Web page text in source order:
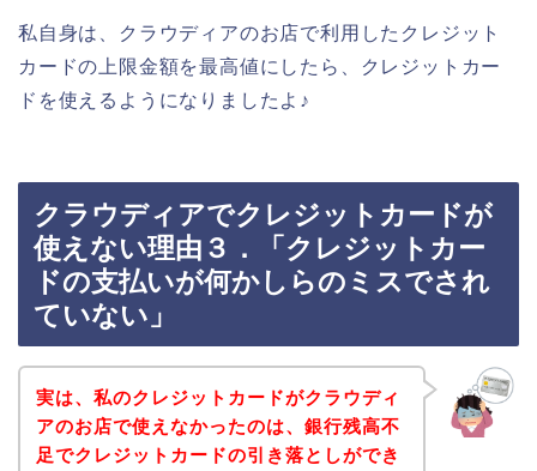
私自身は、クラウディアのお店で利用したクレジット
カードの上限金額を最高値にしたら、クレジットカー
ドを使えるようになりましたよ♪
クラウディアでクレジットカードが
使えない理由３．「クレジットカー
ドの支払いが何かしらのミスでされ
ていない」
実は、私のクレジットカードがクラウディ
アのお店で使えなかったのは、銀行残高不
足でクレジットカードの引き落としができ